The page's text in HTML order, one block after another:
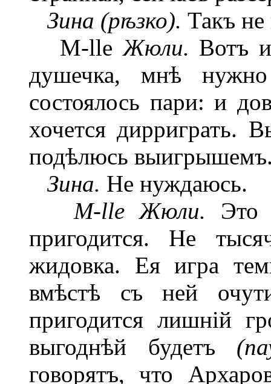
Зина (рѣзко). Такъ не
M-lle Жюли. Вотъ
душечка, мнѣ
состоялось пари: и
хочется дирриграть.
подѣлюсь
Зина. Не нуждаюсь.
M-lle Жюли. Это
пригодится. Не
жидовка. Ея игра
вмѣстѣ съ ней
пригодится лишній
выгоднѣй будетъ
говорятъ, что